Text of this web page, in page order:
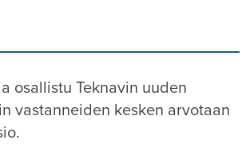
osallistu Teknavin uuden
vastanneiden kesken arvotaan